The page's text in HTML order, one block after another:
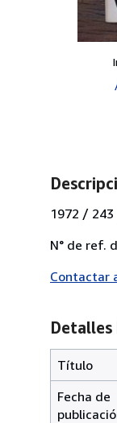
1972 /
N° de ref.
Contactar
Título
Fecha de